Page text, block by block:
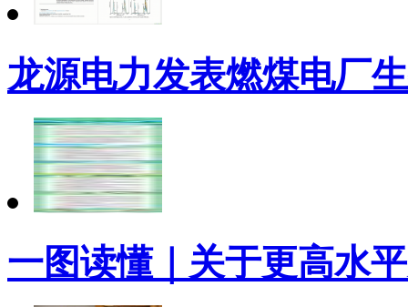
龙源电力发表燃煤电厂
一图读懂｜关于更高水